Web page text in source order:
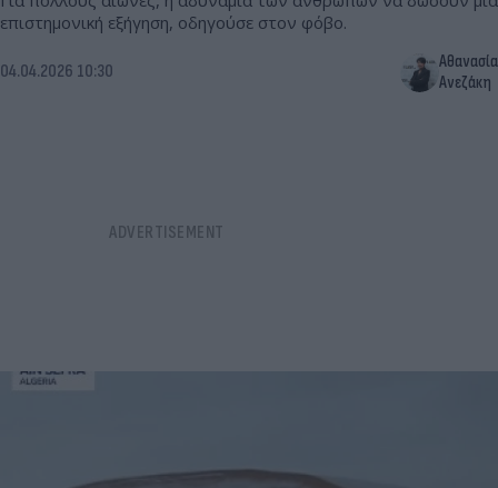
επιστημονική εξήγηση, οδηγούσε στον φόβο.
04.04.2026 10:30
Αθανασία
Ανεζάκη